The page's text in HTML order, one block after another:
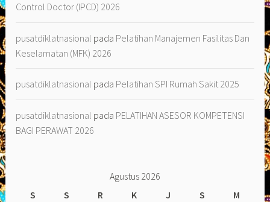
Control Doctor (IPCD) 2026
pusatdiklatnasional pada Pelatihan Manajemen Fasilitas Dan
Keselamatan (MFK) 2026
pusatdiklatnasional pada Pelatihan SPI Rumah Sakit 2025
pusatdiklatnasional pada PELATIHAN ASESOR KOMPETENSI
BAGI PERAWAT 2026
Agustus 2026
S
S R K J S
M